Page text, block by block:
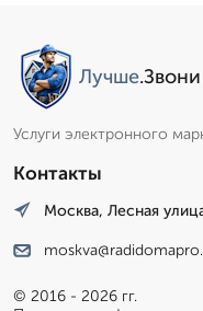
Лучше.Звони
Услуги электронного
Контакты
Москва, Лесная
© 2016 - 2026 гг.